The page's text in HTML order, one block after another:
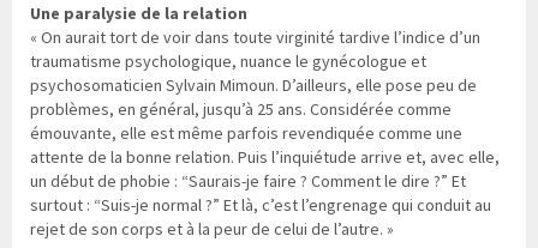
Une paralysie de la relation
« On aurait tort de voir dans toute virginité tardive l’indice d’un
traumatisme psychologique, nuance le gynécologue et
psychosomaticien Sylvain Mimoun. D’ailleurs, elle pose peu de
problèmes, en général, jusqu’à 25 ans. Considérée comme
émouvante, elle est même parfois revendiquée comme une
attente de la bonne relation. Puis l’inquiétude arrive et, avec elle,
un début de phobie : “Saurais-je faire ? Comment le dire ?” Et
surtout : “Suis-je normal ?” Et là, c’est l’engrenage qui conduit au
rejet de son corps et à la peur de celui de l’autre. »